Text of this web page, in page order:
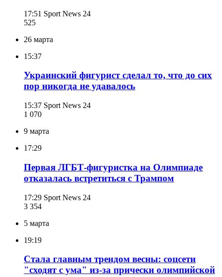
17:51 Sport News 24
525
26 марта
15:37
Украинский фигурист сделал то, что до сих
пор никогда не удавалось
15:37 Sport News 24
1 070
9 марта
17:29
Первая ЛГБТ-фигуристка на Олимпиаде
отказалась встретиться с Трампом
17:29 Sport News 24
3 354
5 марта
19:19
Стала главным трендом весны: соцсети
"сходят с ума" из-за прически олимпийской